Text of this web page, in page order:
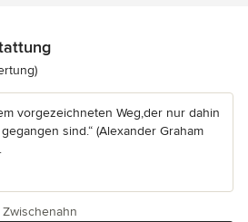
5 von 5 Sternen
vorgezeichneten Weg,der nur dahin
sind.“ (Alexander Graham